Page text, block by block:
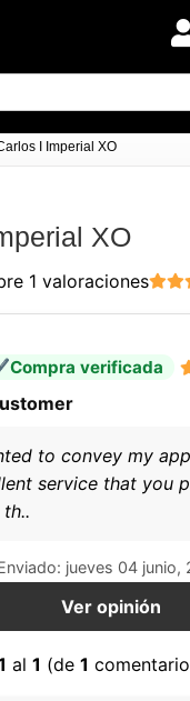
I Imperial XO
XO
1 valoraciones
Compra verificada
to convey my
service that you
jueves 04 junio,
Ver opinión
al 1 (de 1